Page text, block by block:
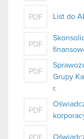
PDF List do
PDF
PDF
Grupy
r.
PDF